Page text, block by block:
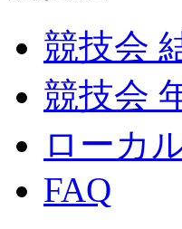
競技会
競技会
ローカ
FAQ